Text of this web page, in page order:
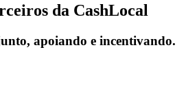
da CashLocal
apoiando e incentivando.